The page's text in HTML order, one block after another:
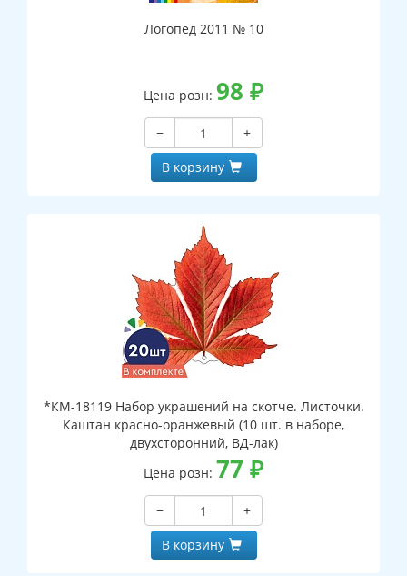
Логопед 2011 № 10
Цена розн: 98 ₽
−
+
В корзину
*КМ-18119 Набор украшений на скотче. Листочки.
Каштан красно-оранжевый (10 шт. в наборе,
двухсторонний, ВД-лак)
Цена розн: 77 ₽
−
+
В корзину